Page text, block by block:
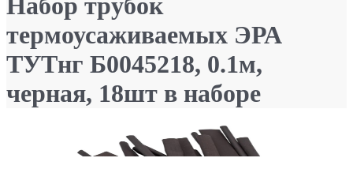
Набор трубок
термоусаживаемых ЭРА
ТУТнг Б0045218, 0.1м,
черная, 18шт в наборе